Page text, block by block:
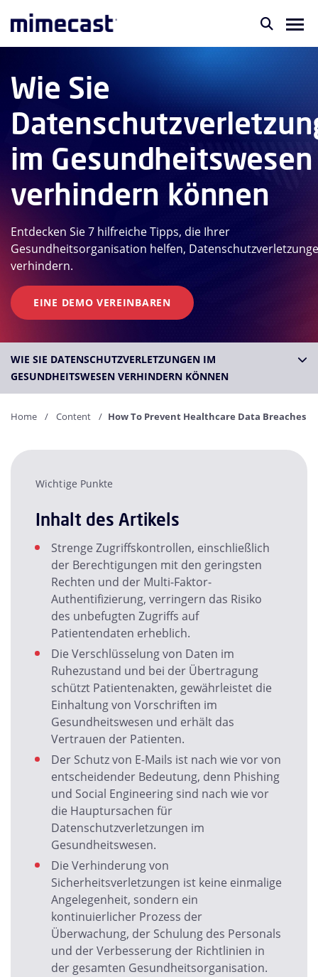
Wie Sie
im Gesundheitswesen
verhindern können
Entdecken Sie 7 hilfreiche Tipps, die Ihrer
Gesundheitsorganisation helfen,
verhindern.
EINE DEMO VEREINBAREN
WIE SIE DATENSCHUTZVERLETZUNGEN IM
GESUNDHEITSWESEN VERHINDERN KÖNNEN
Home Content How To Prevent Healthcare Data Breaches
Wichtige Punkte
Inhalt des Artikels
Strenge Zugriffskontrollen, einschließlich
der Berechtigungen mit den geringsten
Rechten und der Multi-Faktor-
Authentifizierung, verringern das Risiko
des unbefugten Zugriffs auf
Patientendaten erheblich.
Die Verschlüsselung von Daten im
Ruhezustand und bei der Übertragung
schützt Patientenakten, gewährleistet die
Einhaltung von Vorschriften im
Gesundheitswesen und erhält das
Vertrauen der Patienten.
Der Schutz von E-Mails ist nach wie vor von
entscheidender Bedeutung, denn Phishing
und Social Engineering sind nach wie vor
die Hauptursachen für
Datenschutzverletzungen im
Gesundheitswesen.
Die Verhinderung von
Sicherheitsverletzungen ist keine einmalige
Angelegenheit, sondern ein
kontinuierlicher Prozess der
Überwachung, der Schulung des Personals
und der Verbesserung der Richtlinien in
der gesamten Gesundheitsorganisation.